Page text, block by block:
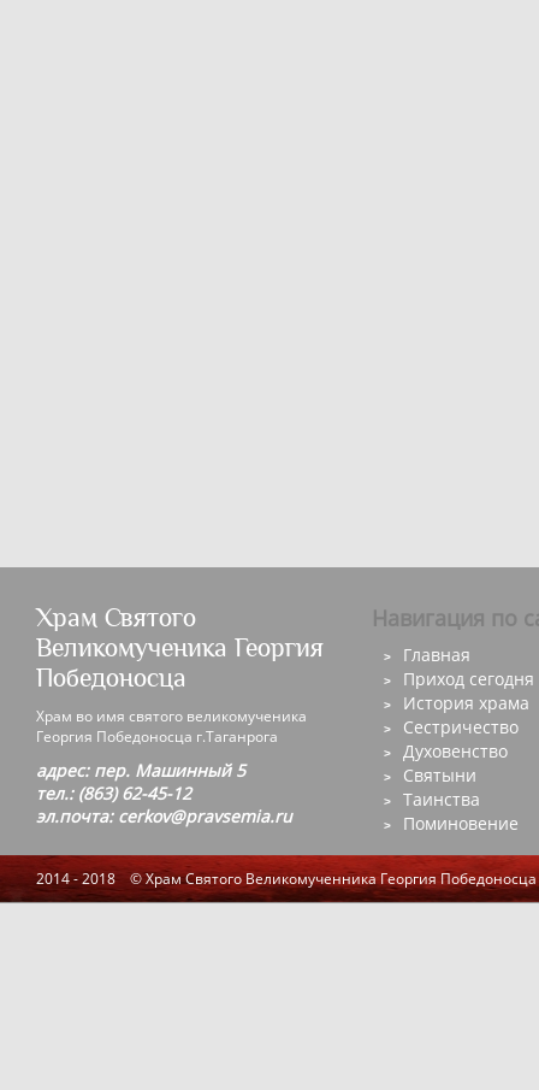
Храм Святого
Великомученика Георгия
Победоносца
Храм во имя святого великомученика
Георгия Победоносца г.Таганрога
адрес: пер. Машинный 5
тел.: (863) 62-45-12
эл.почта: cerkov@pravsemia.ru
Навигация по
Главная
Приход сегодня
История храма
Сестричество
Духовенство
Святыни
Таинства
Поминовение
2014 - 2018 © Храм Святого Великомученника Георгия Победоносца